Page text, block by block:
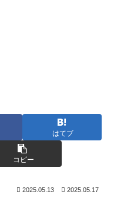
はてブ
コピー
2025.05.13 2025.05.17